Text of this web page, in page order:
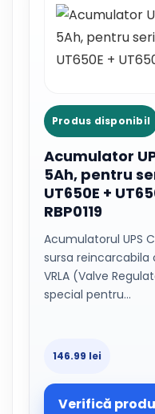
Produs disponibil
Acumulator
5Ah, pentru
UT650E +
RBP0119
Acumulatorul UPS
sursa
VRLA (Valve
special pentru…
146.99 lei
Verifică